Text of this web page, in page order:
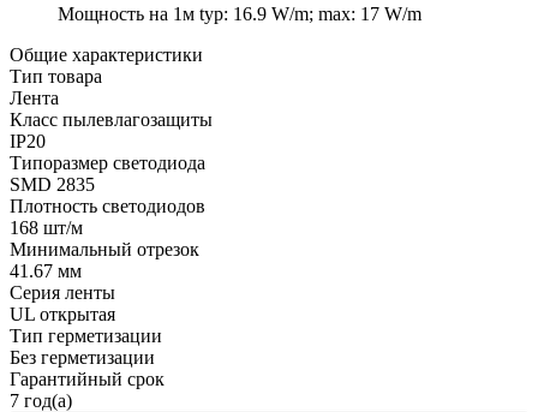
Мощность на 1м typ: 16.9 W/m; max: 17 W/m
Общие характеристики
Тип товара
Лента
Класс пылевлагозащиты
IP20
Типоразмер светодиода
SMD 2835
Плотность светодиодов
168 шт/м
Минимальный отрезок
41.67 мм
Серия ленты
UL открытая
Тип герметизации
Без герметизации
Гарантийный срок
7 год(а)